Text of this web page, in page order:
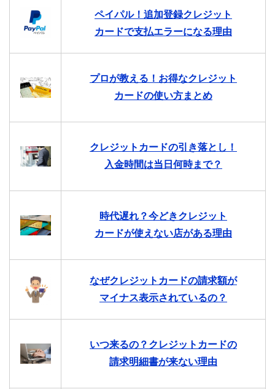
ペイパル！追加登録クレジット
カードで支払エラーになる理由
プロが教える！お得なクレジット
カードの使い方まとめ
クレジットカードの引き落とし！
入金時間は当日何時まで？
時代遅れ？今どきクレジット
カードが使えない店がある理由
なぜクレジットカードの請求額が
マイナス表示されているの？
いつ来るの？クレジットカードの
請求明細書が来ない理由